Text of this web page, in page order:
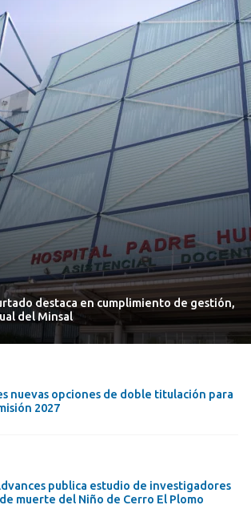
destaca en cumplimiento de gestión,
del Minsal
nuevas opciones de doble titulación para
2027
publica estudio de investigadores
muerte del Niño de Cerro El Plomo